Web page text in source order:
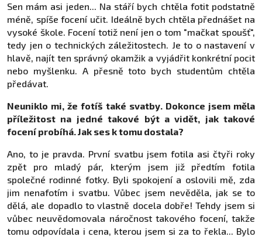
Sen mám asi jeden... Na stáří bych chtěla fotit podstatně
méně, spíše focení učit. Ideálně bych chtěla přednášet na
vysoké škole. Focení totiž není jen o tom "mačkat spoušť",
tedy jen o technických záležitostech. Je to o nastavení v
hlavě, najít ten správný okamžik a vyjádřit konkrétní pocit
nebo myšlenku. A přesně toto bych studentům chtěla
předávat.
Neuniklo mi, že fotíš také svatby. Dokonce jsem měla
příležitost na jedné takové být a vidět, jak takové
focení probíhá. Jak ses k tomu dostala?
Ano, to je pravda. První svatbu jsem fotila asi čtyři roky
zpět pro mladý pár, kterým jsem již předtím fotila
společné rodinné fotky. Byli spokojení a oslovili mě, zda
jim nenafotím i svatbu. Vůbec jsem nevěděla, jak se to
dělá, ale dopadlo to vlastně docela dobře! Tehdy jsem si
vůbec neuvědomovala náročnost takového focení, takže
tomu odpovídala i cena, kterou jsem si za to řekla... Bylo